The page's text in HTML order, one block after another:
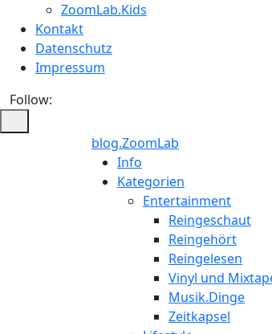
ZoomLab.Kids
Kontakt
Datenschutz
Impressum
Follow:
blog.ZoomLab
ZoomLab
pers.
Blog
Info
Kategorien
Entertainment
Reingeschaut
Reingehört
Reingelesen
Vinyl und
Musik.Dinge
Zeitkapsel